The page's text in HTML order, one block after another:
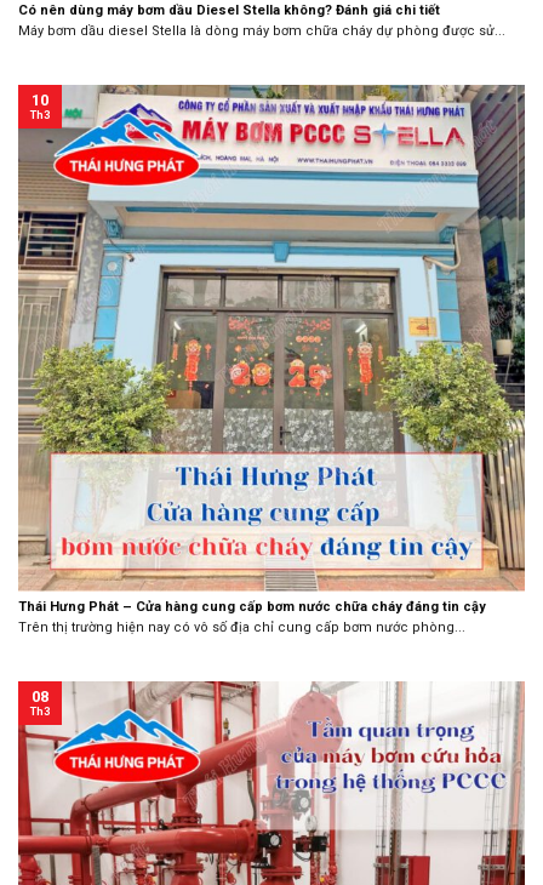
Có nên dùng máy bơm dầu Diesel Stella không? Đánh giá chi tiết
Máy bơm dầu diesel Stella là dòng máy bơm chữa cháy dự phòng được sử...
Thái Hưng Phát – Cửa hàng cung cấp bơm nước chữa cháy đáng tin cậy
Trên thị trường hiện nay có vô số địa chỉ cung cấp bơm nước phòng...
10
Th3
08
Th3